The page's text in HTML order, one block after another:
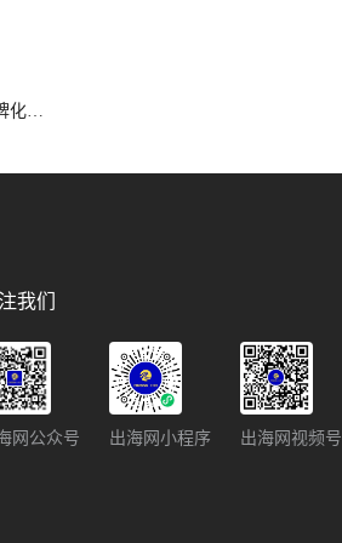
化生
我们
网公众号 出海网小程序 出海网视频号